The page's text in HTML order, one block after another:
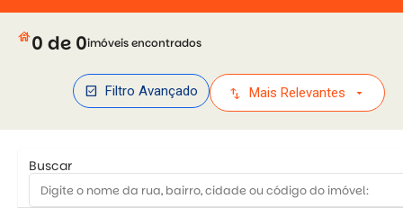
house0 de 0imóveis encontrados
check_box Filtro Avançado swap_vert Mais Relevantes arrow_drop_down
Buscar